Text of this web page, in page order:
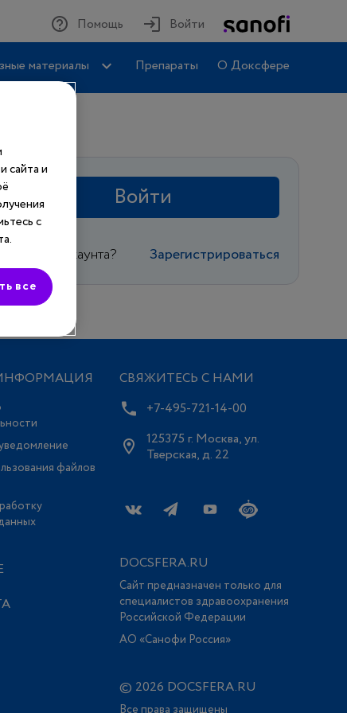
Помощь Войти
материалы Препараты О Доксфере
Войти
Еще нет аккаунта? Зарегистрироваться
файлов
СВЯЖИТЕСЬ С НАМИ
+7-495-721-14-00
125375 г. Москва, ул.
Тверская, д. 22
DOCSFERA.RU
Сайт предназначен только для
специалистов здравоохранения
Российской Федерации
АО «Санофи Россия»
© 2026 DOCSFERA.RU
сайта и
с
все